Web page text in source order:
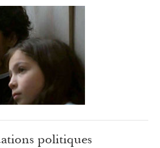
politiques